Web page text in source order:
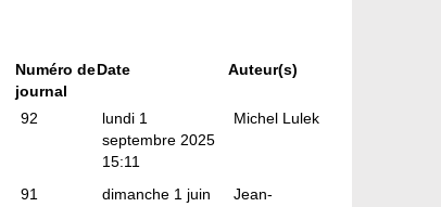
Numéro de
journal
Date Auteur(s)
92
lundi 1
septembre 2025
15:11
Michel Lulek
91
dimanche 1 juin
Jean-